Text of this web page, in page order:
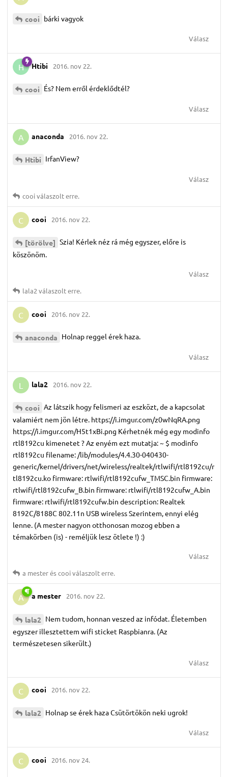
cooi bárki vagyok
Válasz
H Htibi 2016. nov 22.
cooi És? Nem erről érdeklődtél?
Válasz
A anaconda 2016. nov 22.
Htibi IrfanView?
Válasz
cooiválaszolt erre.
C cooi 2016. nov 22.
[törölve] Szia! Kérlek néz rá még egyszer, előre is
köszönöm.
Válasz
lala2 válaszolt erre.
C cooi 2016. nov 22.
anaconda Holnap reggel érek haza.
Válasz
L lala2 2016. nov 22.
cooi Az látszik hogy felismeri az eszközt, de a kapcsolat
valamiért nem jön létre. https://i.imgur.com/z0wNqRA.png
https://i.imgur.com/H5t1xBi.png Kérhetnék még egy modinfo
rtl8192cu kimenetet ? Az enyém ezt mutatja: ~ $ modinfo
rtl8192cu filename: /lib/modules/4.4.30-040430-
generic/kernel/drivers/net/wireless/realtek/rtlwifi/rtl8192cu/r
tl8192cu.ko firmware: rtlwifi/rtl8192cufw_TMSC.bin firmware:
rtlwifi/rtl8192cufw_B.bin firmware: rtlwifi/rtl8192cufw_A.bin
firmware: rtlwifi/rtl8192cufw.bin description: Realtek
8192C/8188C 802.11n USB wireless Szerintem, ennyi elég
lenne. (A mester nagyon otthonosan mozog ebben a
témakörben (is) - reméljük lesz ötlete !) :)
Válasz
a mesteréscooiválaszolt erre.
A a mester 2016. nov 22.
lala2 Nem tudom, honnan veszed az infódat. Életemben
egyszer illesztettem wifi sticket Raspbianra. (Az
természetesen sikerült.)
Válasz
C cooi 2016. nov 22.
lala2 Holnap se érek haza Csütörtökön neki ugrok!
Válasz
C cooi 2016. nov 24.